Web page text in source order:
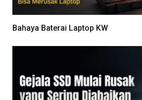
Bahaya Baterai Laptop KW